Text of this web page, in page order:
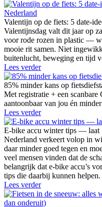
Valentijn op de fiets: 5 date-
Valentijnsdag valt dit jaar op
voor rode rozen in plastic —
mooie rit samen. Niet
buitenlucht, beweging en tijd
Lees verder
85% minder kans op
Met registratie + een
aantoonbaar van jou én
Lees verder
E-bike accu winter tips — laat
Nederland verkeert volop in
daar minder goed tegen en
veel mensen vinden dat de
belangrijk dat e-bike accu’s
tips die daarbij kunnen helpen.
Lees verder